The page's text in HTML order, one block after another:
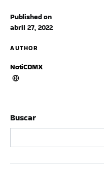
Published on
abril 27, 2022
AUTHOR
NotiCDMX
Buscar